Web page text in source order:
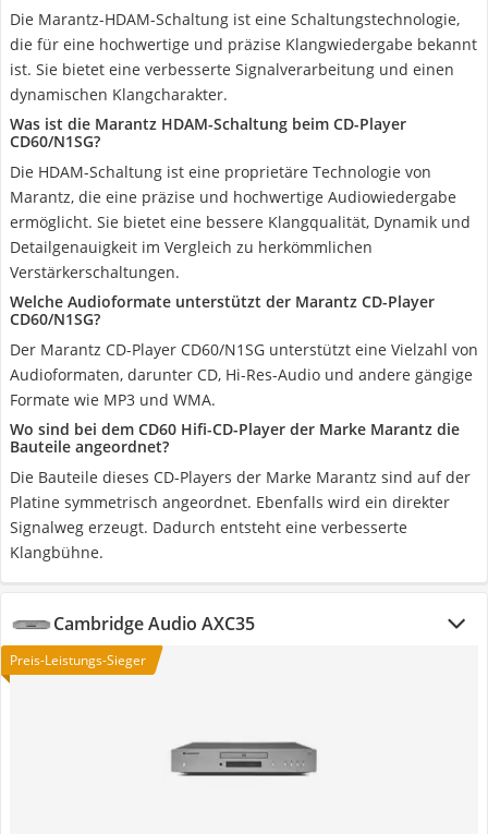
Die Marantz-HDAM-Schaltung ist eine Schaltungstechnologie,
die für eine hochwertige und präzise Klangwiedergabe bekannt
ist. Sie bietet eine verbesserte Signalverarbeitung und einen
dynamischen Klangcharakter.
Was ist die Marantz HDAM-Schaltung beim CD-Player
CD60/N1SG?
Die HDAM-Schaltung ist eine proprietäre Technologie von
Marantz, die eine präzise und hochwertige Audiowiedergabe
ermöglicht. Sie bietet eine bessere Klangqualität, Dynamik und
Detailgenauigkeit im Vergleich zu herkömmlichen
Verstärkerschaltungen.
Welche Audioformate unterstützt der Marantz CD-Player
CD60/N1SG?
Der Marantz CD-Player CD60/N1SG unterstützt eine Vielzahl von
Audioformaten, darunter CD, Hi-Res-Audio und andere gängige
Formate wie MP3 und WMA.
Wo sind bei dem CD60 Hifi-CD-Player der Marke Marantz die
Bauteile angeordnet?
Die Bauteile dieses CD-Players der Marke Marantz sind auf der
Platine symmetrisch angeordnet. Ebenfalls wird ein direkter
Signalweg erzeugt. Dadurch entsteht eine verbesserte
Klangbühne.
Cambridge Audio AXC35
Preis-Leistungs-Sieger